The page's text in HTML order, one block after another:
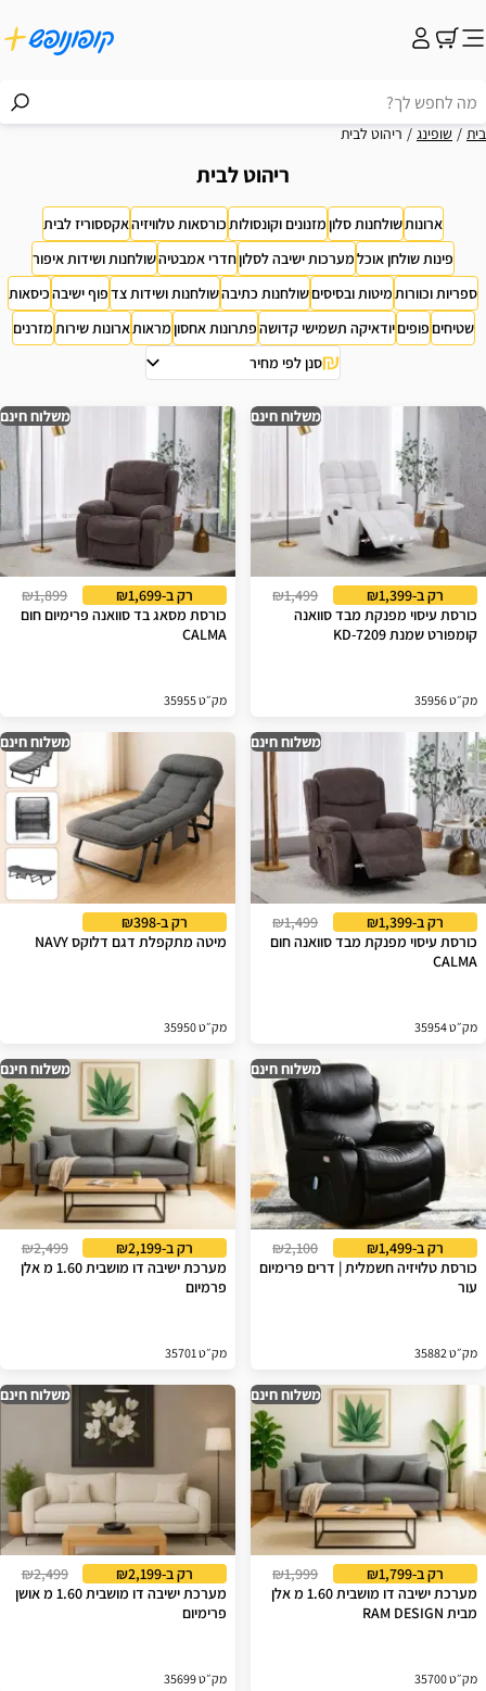
בית שופינג ריהוט לבית
ריהוט לבית
ארונותשולחנות סלוןמזנונים וקונסולותכורסאות טלוויזיהאקססוריז לבית
פינות שולחן אוכלמערכות ישיבה לסלוןחדרי אמבטיהשולחנות ושידות איפור
ספריות וכוורותמיטות ובסיסיםשולחנות כתיבהשולחנות ושידות צדפוף ישיבהכיסאות
שטיחיםפופיםיודאיקה תשמישי קדושהפתרונות אחסוןמראותארונות שירותמזרנים
סנן לפי מחיר
תוצאות משלוח חינם
רק ב-₪1,399
₪1,499
כורסת עיסוי מפנקת מבד סוואנה
קומפורט שמנת KD-7209
מק״ט 35956
משלוח חינם
רק ב-₪1,699
₪1,899
כורסת מסאג בד סוואנה פרימיום חום
CALMA
מק״ט 35955
משלוח חינם
רק ב-₪1,399
₪1,499
כורסת עיסוי מפנקת מבד סוואנה חום
CALMA
מק״ט 35954
משלוח חינם
רק ב-₪398
מיטה מתקפלת דגם דלוקס NAVY
מק״ט 35950
משלוח חינם
רק ב-₪1,499
₪2,100
כורסת טלויזיה חשמלית | דרים פרימיום
עור
מק״ט 35882
משלוח חינם
רק ב-₪2,199
₪2,499
מערכת ישיבה דו מושבית 1.60 מ אלן
פרמיום
מק״ט 35701
משלוח חינם
רק ב-₪1,799
₪1,999
מערכת ישיבה דו מושבית 1.60 מ אלן
מבית RAM DESIGN
מק״ט 35700
משלוח חינם
רק ב-₪2,199
₪2,499
מערכת ישיבה דו מושבית 1.60 מ אושן
פרימיום
מק״ט 35699